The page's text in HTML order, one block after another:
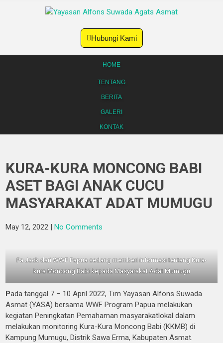
Hubungi Kami
HOME
TENTANG
BERITA
GALERI
KONTAK
KURA-KURA MONCONG BABI
ASET BAGI ANAK CUCU
MASYARAKAT ADAT MUMUGU
May 12, 2022 |No Comments
Pa Jack dari WWF Papua sedang memberi informasi tentang Kura-
kura Moncong Babi kepada Masyarakat Adat Mumugu
Pada tanggal 7 – 10 April 2022, Tim Yayasan Alfons Suwada
Asmat (YASA) bersama WWF Program Papua melakukan
kegiatan Peningkatan Pemahaman masyarakatlokal dalam
melakukan monitoring Kura-Kura Moncong Babi (KKMB) di
Kampung Mumugu, Distrik Sawa Erma, Kabupaten Asmat.